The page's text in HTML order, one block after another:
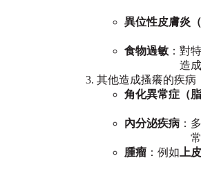
這是最常
異位性皮膚炎（
會反覆出
食物過敏 ：對
造成搔癢
其他造成搔癢的疾病
角化異常症（
常與細
內分泌疾病 ：
常伴隨膿
腫瘤 ：例如 上